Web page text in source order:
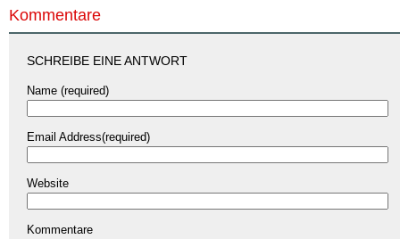
Kommentare
SCHREIBE EINE ANTWORT
Name (required)
Email Address(required)
Website
Kommentare